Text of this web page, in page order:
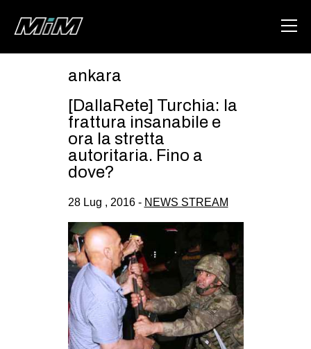
ABOUT
AREA
GAZA FREESTYLE
CSOA LAMBRETTA
STUDENTI TSUNAMI
ZAM
MILANO
MOBILITAZIONI
ankara
[DallaRete] Turchia: la
frattura insanabile e
ora la stretta
autoritaria. Fino a
dove?
28 Lug , 2016 - NEWS STREAM